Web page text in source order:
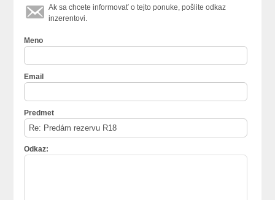
Ak sa chcete informovať o tejto ponuke, pošlite odkaz
inzerentovi.
Meno
Email
Predmet
Odkaz: